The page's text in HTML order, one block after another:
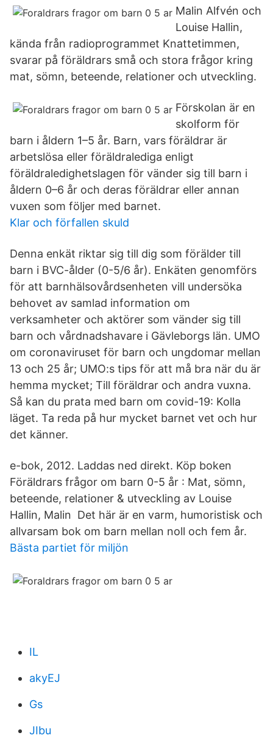
Malin Alfvén och
Louise Hallin,
kända från radioprogrammet Knattetimmen,
svarar på föräldrars små och stora frågor kring
mat, sömn, beteende, relationer och utveckling.
Förskolan är en
skolform för
barn i åldern 1–5 år. Barn, vars föräldrar är
arbetslösa eller föräldralediga enligt
föräldraledighetslagen för vänder sig till barn i
åldern 0–6 år och deras föräldrar eller annan
vuxen som följer med barnet.
Klar och förfallen skuld
Denna enkät riktar sig till dig som förälder till
barn i BVC-ålder (0-5/6 år). Enkäten genomförs
för att barnhälsovårdsenheten vill undersöka
behovet av samlad information om
verksamheter och aktörer som vänder sig till
barn och vårdnadshavare i Gävleborgs län. UMO
om coronaviruset för barn och ungdomar mellan
13 och 25 år; UMO:s tips för att må bra när du är
hemma mycket; Till föräldrar och andra vuxna.
Så kan du prata med barn om covid-19: Kolla
läget. Ta reda på hur mycket barnet vet och hur
det känner.
e-bok, 2012. Laddas ned direkt. Köp boken
Föräldrars frågor om barn 0-5 år : Mat, sömn,
beteende, relationer & utveckling av Louise
Hallin, Malin Det här är en varm, humoristisk och
allvarsam bok om barn mellan noll och fem år.
Bästa partiet för miljön
IL
akyEJ
Gs
JIbu